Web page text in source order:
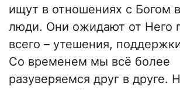
ищут в отношениях с Богом
люди. Они ожидают от Него
всего – утешения,
Со временем мы всё более
разуверяемся друг в друге.